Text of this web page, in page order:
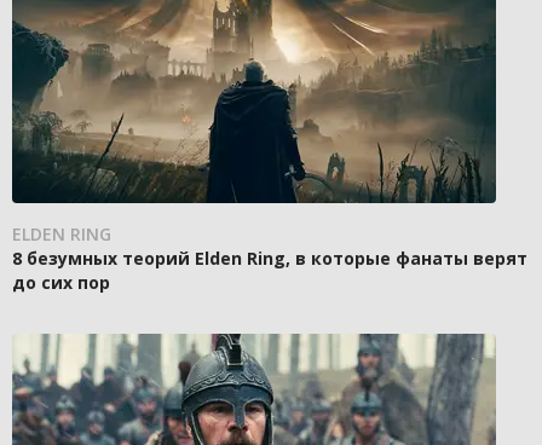
ELDEN RING
8 безумных теорий Elden Ring, в которые фанаты верят
до сих пор